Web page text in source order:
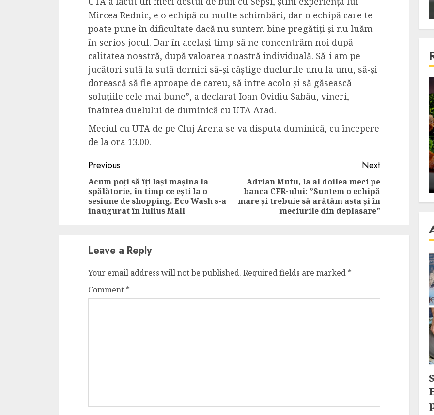
Mircea Rednic, e o echipă cu multe schimbări, dar o echipă care te
poate pune în dificultate dacă nu suntem bine pregătiți și nu luăm
în serios jocul. Dar în același timp să ne concentrăm noi după
calitatea noastră, după valoarea noastră individuală. Să-i am pe
jucători sută la sută dornici să-și câștige duelurile unu la unu, să-și
dorească să fie aproape de careu, să intre acolo și să găsească
soluțiile cele mai bune”, a declarat Ioan Ovidiu Sabău, vineri,
înaintea duelului de duminică cu UTA Arad.
Meciul cu UTA de pe Cluj Arena se va disputa duminică, cu începere
de la ora 13.00.
Continue
Reading
Previous
Previous
post:
Acum poți să îți lași mașina la
spălătorie, în timp ce ești la o
sesiune de shopping. Eco Wash s-a
inaugurat în Iulius Mall
Next
Next
post:
Adrian Mutu, la al doilea meci pe
banca CFR-ului: ”Suntem o echipă
mare și trebuie să arătăm asta și în
meciurile din deplasare”
Leave a Reply
Your email address will not be published. Required fields are marked *
Comment *
ALEXANDRU S. DECEMBER 6, 2023
4 min read
Bucatar de ocazie
ALEXANDRU S. MAY 24, 2023
4 min read
Bucatar de ocazie
ALEXANDRU S. NOVEMBER 29, 2023